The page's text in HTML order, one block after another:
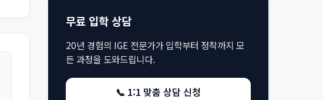
무료 입학 상담
20년 경험의 IGE 전문가가 입학부터 정착까지 모
든 과정을 도와드립니다.
📞 1:1 맞춤 상담 신청